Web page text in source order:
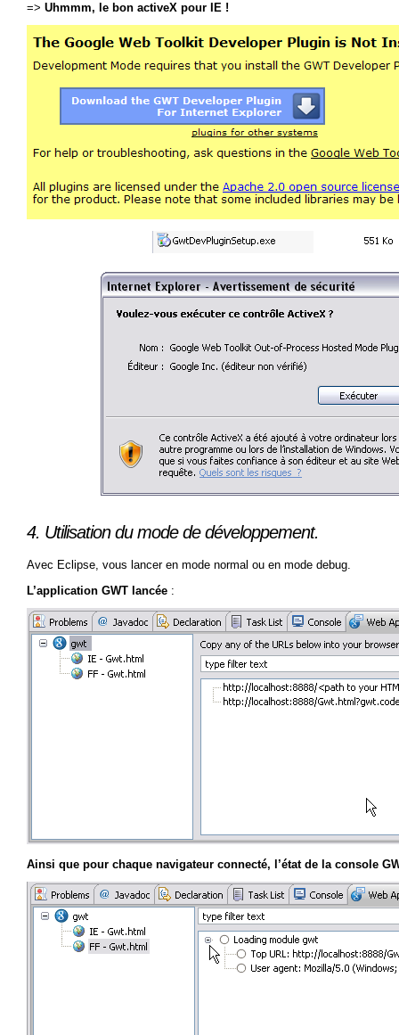
=> Uhmmm, le bon activeX pour IE !
4. Utilisation du mode de développement.
Avec Eclipse, vous lancer en mode normal ou en mode debug.
L’application GWT lancée :
Ainsi que pour chaque navigateur connecté, l’état de la console